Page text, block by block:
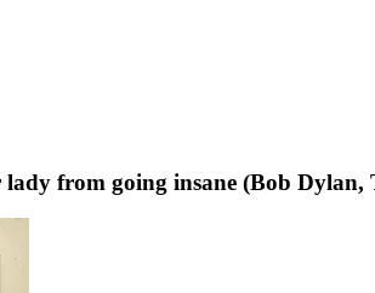
from going insane (Bob Dylan,